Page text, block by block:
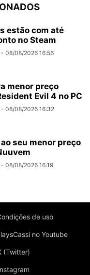
estão com até
no Steam
- 08/08/2026 16:56
menor preço
Evil 4 no PC
- 08/08/2026 16:32
seu menor preço
- 08/08/2026 16:19
de uso
no Youtube
(Twitter)